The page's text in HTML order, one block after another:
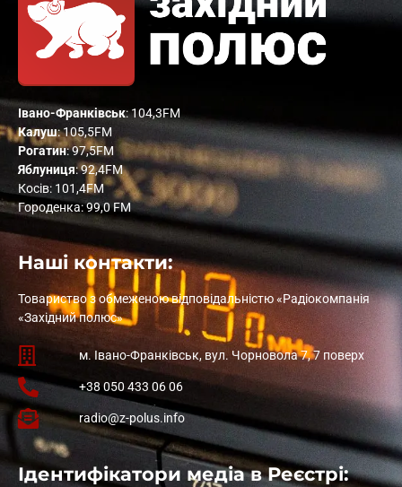
Івано-Франківськ: 104,3FM
Калуш: 105,5FM
Рогатин: 97,5FM
Яблуниця: 92,4FM
Косів: 101,4FM
Городенка: 99,0 FM
Наші контакти:
Товариство з обмеженою відповідальністю «Радіокомпанія
«Західний полюс»
м. Івано-Франківськ, вул. Чорновола 7, 7 поверх
+38 050 433 06 06
radio@z-polus.info
Ідентифікатори медіа в Реєстрі: